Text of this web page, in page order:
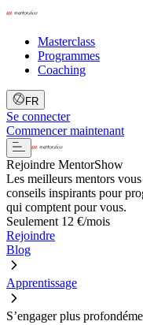
Masterclass
Programmes
Coaching
FR
Se connecter
Commencer maintenant
Rejoindre MentorShow
Les meilleurs mentors
conseils inspirants pour
qui comptent pour vous.
Seulement 12 €/mois
Rejoindre
Blog
Apprentissage
S’engager plus